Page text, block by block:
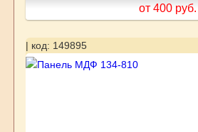
от 400 руб.
| код: 149895